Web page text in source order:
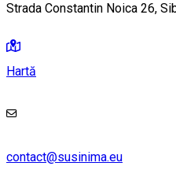
Strada Constantin Noica 26,
Hartă
contact@susinima.eu